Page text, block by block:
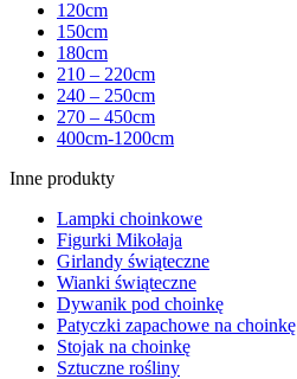
120cm
150cm
180cm
210 – 220cm
240 – 250cm
270 – 450cm
400cm-1200cm
Inne produkty
Lampki choinkowe
Figurki Mikołaja
Girlandy świąteczne
Wianki świąteczne
Dywanik pod choinkę
Patyczki zapachowe na choinkę
Stojak na choinkę
Sztuczne rośliny